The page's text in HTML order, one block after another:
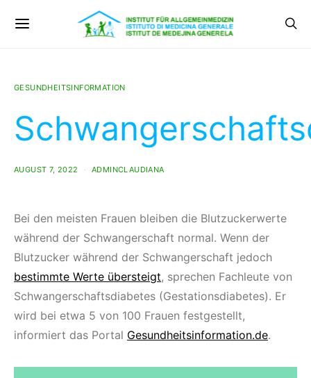
GESUNDHEITSINFORMATION
AUGUST 7, 2022 ADMINCLAUDIANA
Bei den meisten Frauen bleiben die Blutzuckerwerte
während der Schwangerschaft normal. Wenn der
Blutzucker während der Schwangerschaft jedoch
bestimmte Werte übersteigt, sprechen Fachleute von
Schwangerschaftsdiabetes (Gestationsdiabetes). Er
wird bei etwa 5 von 100 Frauen festgestellt,
informiert das Portal Gesundheitsinformation.de.